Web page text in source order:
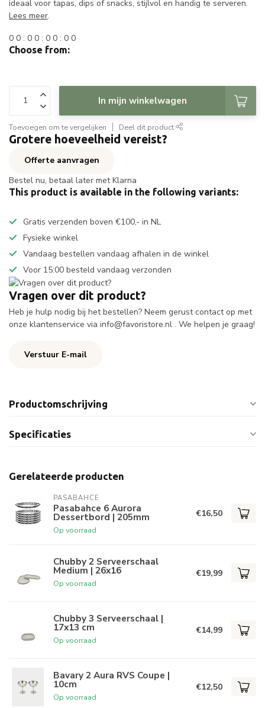
ideaal voor tapas, dips of snacks, stijlvol en handig te serveren.
Lees meer.
0 0 : 0 0 : 0 0 : 0 0
Choose from:
In mijn winkelwagen
Toevoegen om te vergelijken Deel dit product
Grotere hoeveelheid vereist?
Offerte aanvragen
Bestel nu, betaal later met Klarna
This product is available in the following variants:
Gratis verzenden boven €100,- in NL
Fysieke winkel
Vandaag bestellen vandaag afhalen in de winkel
Voor 15:00 besteld vandaag verzonden
Vragen over dit product?
Heb je hulp nodig bij het bestellen? Neem gerust contact op met
onze klantenservice via info@favoristore.nl . We helpen je graag!
Verstuur E-mail
Productomschrijving
Specificaties
Gerelateerde producten
PASABAHCE
Pasabahce 6 Aurora
Dessertbord | 205mm
Op voorraad
€16,50
Chubby 2 Serveerschaal
Medium | 26x16
Op voorraad
€19,99
Chubby 3 Serveerschaal |
17x13 cm
Op voorraad
€14,99
Bavary 2 Aura RVS Coupe |
10cm
Op voorraad
€12,50